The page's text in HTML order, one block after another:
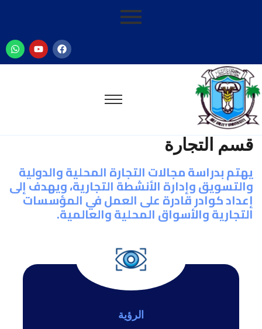
قسم التجارة
يهتم بدراسة مجالات التجارة المحلية والدولية
والتسويق وإدارة الأنشطة التجارية، ويهدف إلى
إعداد كوادر قادرة على العمل في المؤسسات
التجارية والأسواق المحلية والعالمية.
الرؤية